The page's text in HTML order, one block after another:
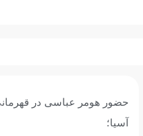
در قهرمانی شنای غرب